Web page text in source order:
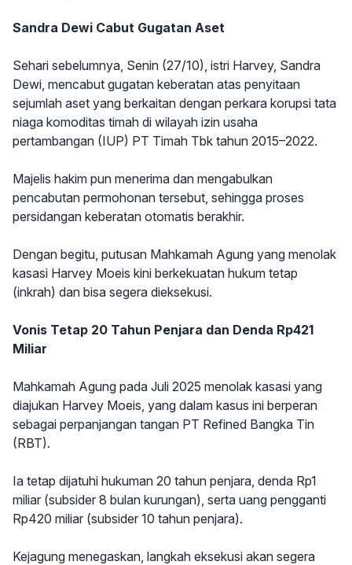
Sandra Dewi Cabut Gugatan Aset
Sehari sebelumnya, Senin (27/10), istri Harvey, Sandra
Dewi, mencabut gugatan keberatan atas penyitaan
sejumlah aset yang berkaitan dengan perkara korupsi tata
niaga komoditas timah di wilayah izin usaha
pertambangan (IUP) PT Timah Tbk tahun 2015–2022.
Majelis hakim pun menerima dan mengabulkan
pencabutan permohonan tersebut, sehingga proses
persidangan keberatan otomatis berakhir.
Dengan begitu, putusan Mahkamah Agung yang menolak
kasasi Harvey Moeis kini berkekuatan hukum tetap
(inkrah) dan bisa segera dieksekusi.
Vonis Tetap 20 Tahun Penjara dan Denda Rp421
Miliar
Mahkamah Agung pada Juli 2025 menolak kasasi yang
diajukan Harvey Moeis, yang dalam kasus ini berperan
sebagai perpanjangan tangan PT Refined Bangka Tin
(RBT).
Ia tetap dijatuhi hukuman 20 tahun penjara, denda Rp1
miliar (subsider 8 bulan kurungan), serta uang pengganti
Rp420 miliar (subsider 10 tahun penjara).
Kejagung menegaskan, langkah eksekusi akan segera